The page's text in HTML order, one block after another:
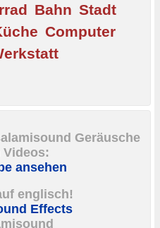
Bahn Stadt
Computer
Geräusche
ansehen
englisch!
Effects